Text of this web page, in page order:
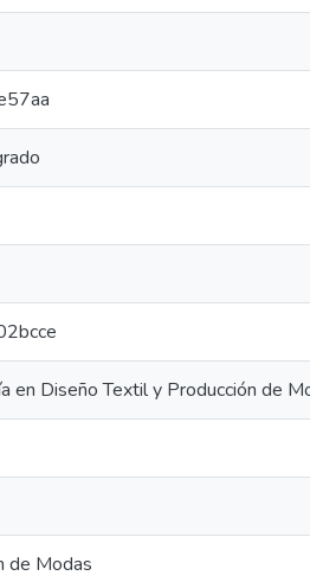
en Diseño Textil y Producción de
de Modas